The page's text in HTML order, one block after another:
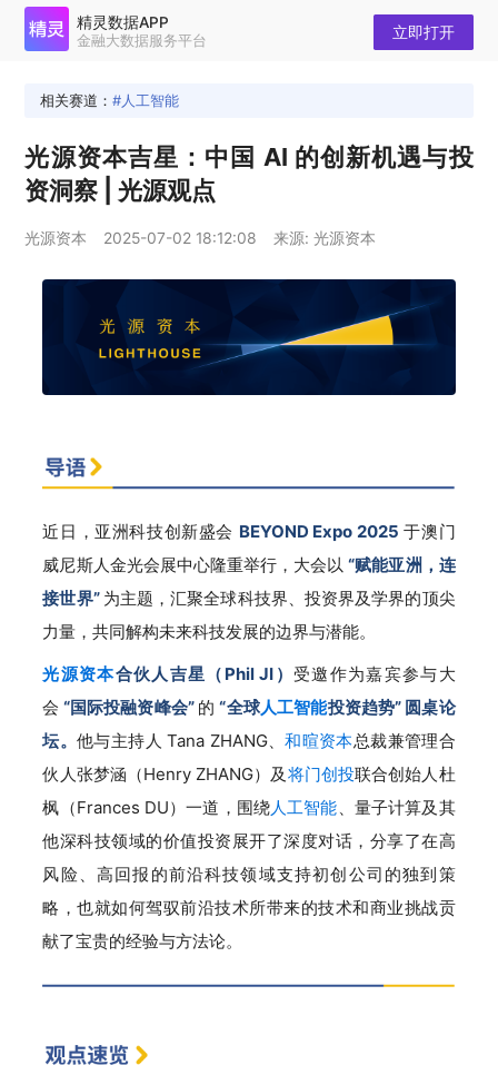
相关赛道： 人工智能
光源资本吉星：中国 AI 的创新机遇与投
资洞察 | 光源观点
光源资本 2025-07-02 18:12:08 来源: 光源资本
近日，亚洲科技创新盛会 BEYOND Expo 2025 于澳门
威尼斯人金光会展中心隆重举行，大会以“赋能亚洲，连
接世界” 为主题，汇聚全球科技界、投资界及学界的顶尖
力量，共同解构未来科技发展的边界与潜能。
光源资本合伙人吉星（Phil JI） 受邀作为嘉宾参与大
会 “国际投融资峰会” 的“全球人工智能投资趋势” 圆桌论
坛。他与主持人 Tana ZHANG、和暄资本总裁兼管理合
伙人张梦涵（Henry ZHANG）及 将门创投联合创始人杜
枫（Frances DU）一道，围绕人工智能 、量子计算及其
他深科技领域的价值投资展开了深度对话，分享了在高
风险、高回报的前沿科技领域支持初创公司的独到策
略，也就如何驾驭前沿技术所带来的技术和商业挑战贡
献了宝贵的经验与方法论。
精灵数据APP
金融大数据服务平台 立即打开